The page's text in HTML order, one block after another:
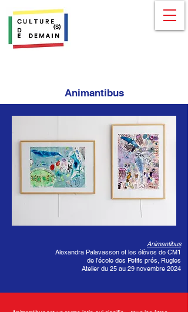
Animantibus
Animantibus
Alexandra Palavasson et les élèves de CM1
de l’école des Petits prés, Rugles
Atelier du 25 au 29 novembre 2024